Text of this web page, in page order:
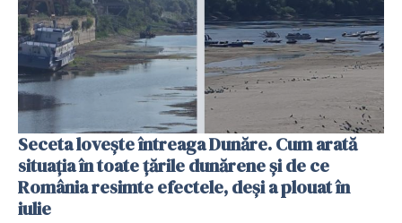
Seceta lovește întreaga Dunăre. Cum arată
situația în toate țările dunărene și de ce
România resimte efectele, deși a plouat în
iulie